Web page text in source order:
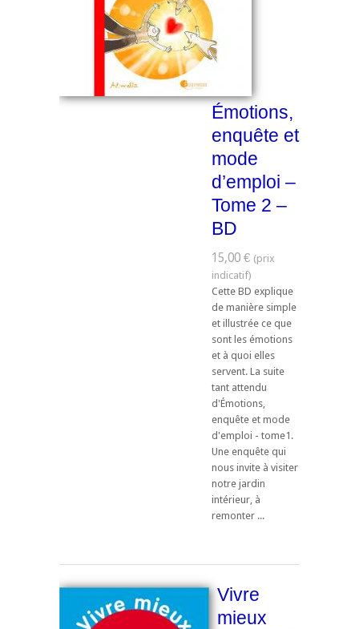
Émotions,
enquête et
mode
d’emploi –
Tome 2 –
BD
15,00 €
Cette BD explique
de manière simple
et illustrée ce que
sont les émotions
et à quoi elles
servent. La suite
tant attendu
d'Émotions,
enquête et mode
d'emploi - tome1.
Une enquête qui
nous invite à visiter
notre jardin
intérieur, à
remonter ...
Vivre
mieux